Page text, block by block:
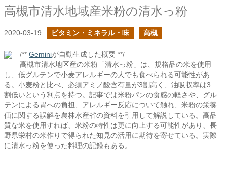
高槻市清水地域産米粉の清水っ粉
2020-03-19 ビタミン・ミネラル・味 高槻
/** Geminiが自動生成した概要 **/
高槻市清水地区産の米粉「清水っ粉」は、規格品の米を使用
し、低グルテンで小麦アレルギーの人でも食べられる可能性があ
る。小麦粉と比べ、必須アミノ酸含有量が3割高く、油吸収率は3
割低いという利点を持つ。記事では米粉パンの食感の軽さや、グル
テンによる胃への負担、アレルギー反応について触れ、米粉の栄養
価に関する誤解を農林水産省の資料を引用して解説している。高品
質な米を使用すれば、米粉の特性は更に向上する可能性があり、長
野県栄村の米作りで得られた知見の活用に期待を寄せている。実際
に清水っ粉を使った料理の記録もある。